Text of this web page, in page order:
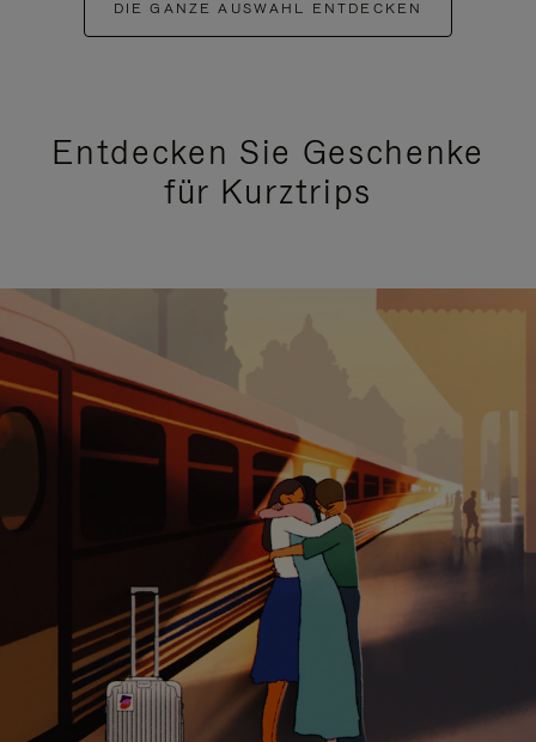
DIE GANZE AUSWAHL ENTDECKEN
Entdecken Sie Geschenke
für Kurztrips